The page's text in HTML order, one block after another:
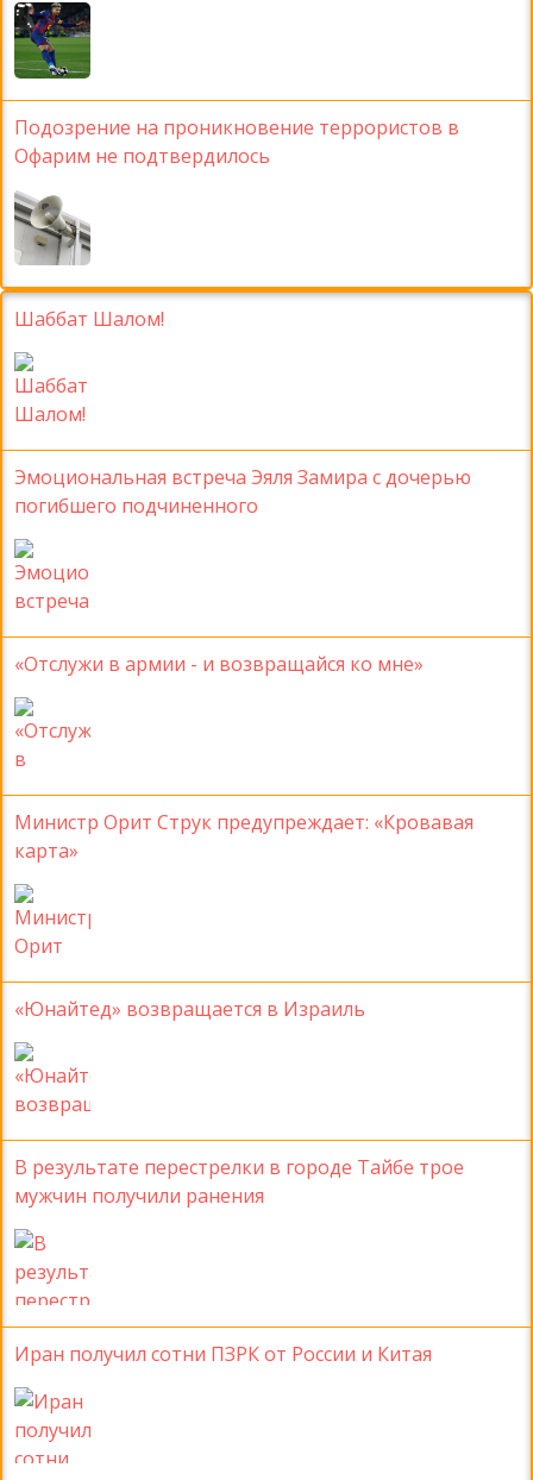
Подозрение на проникновение террористов в
Офарим не подтвердилось
Шаббат Шалом!
Эмоциональная встреча Эяля Замира с дочерью
погибшего подчиненного
«Отслужи в армии - и возвращайся ко мне»
Министр Орит Струк предупреждает: «Кровавая
карта»
«Юнайтед» возвращается в Израиль
В результате перестрелки в городе Тайбе трое
мужчин получили ранения
Иран получил сотни ПЗРК от России и Китая